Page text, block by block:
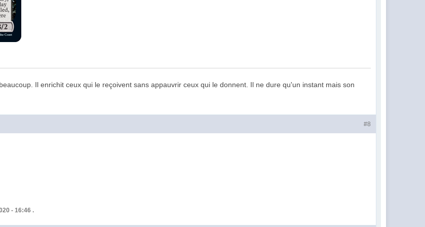
Il enrichit ceux qui le reçoivent sans appauvrir ceux qui le donnent. Il ne dure qu'un instant mais son
#8
- 16:46 .